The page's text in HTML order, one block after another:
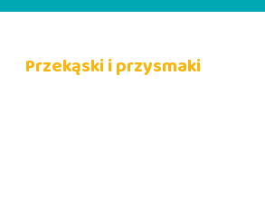
Przekąski i przysmaki